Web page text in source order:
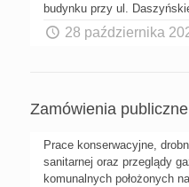
budynku przy ul.
28 października
Zamówienia publiczne
Prace konserwacyjne,
sanitarnej oraz przeglądy
komunalnych położonych